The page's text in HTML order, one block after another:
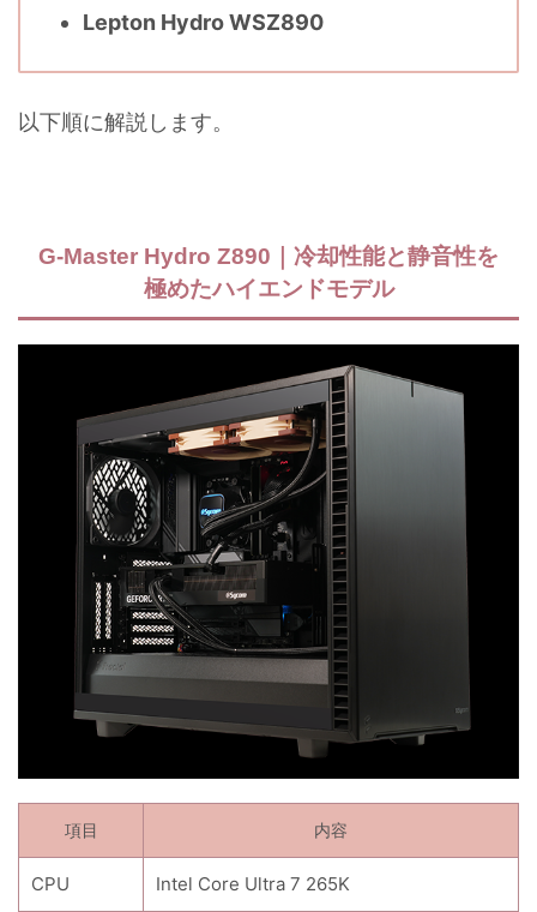
Lepton Hydro WSZ890
以下順に解説します。
G-Master Hydro Z890｜冷却性能と静音性を
極めたハイエンドモデル
項目 内容
CPU Intel Core Ultra 7 265K